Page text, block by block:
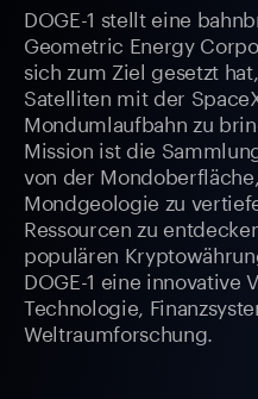
DOGE-1 stellt eine
Geometric Energy
sich zum Ziel gesetzt
Satelliten mit der
Mondumlaufbahn zu
Mission ist die
von der
Mondgeologie zu
Ressourcen zu
populären
DOGE-1 eine innovative
Technologie,
Weltraumforschung.